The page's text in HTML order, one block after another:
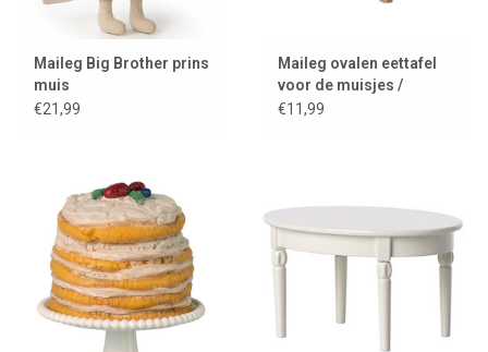
Maileg Big Brother prins
muis
€21,99
Maileg ovalen eettafel
voor de muisjes /
naturel
€11,99